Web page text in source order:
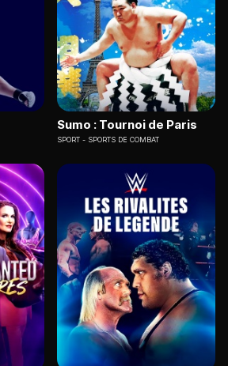
Sumo : Tournoi de Paris
SPORT SPORTS DE COMBAT